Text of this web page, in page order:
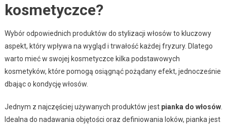
kosmetyczce?
Wybór odpowiednich produktów do stylizacji włosów to kluczowy
aspekt, który wpływa na wygląd i trwałość każdej fryzury. Dlatego
warto mieć w swojej kosmetyczce kilka podstawowych
kosmetyków, które pomogą osiągnąć pożądany efekt, jednocześnie
dbając o kondycję włosów.
Jednym z najczęściej używanych produktów jest pianka do włosów.
Idealna do nadawania objętości oraz definiowania loków, pianka jest